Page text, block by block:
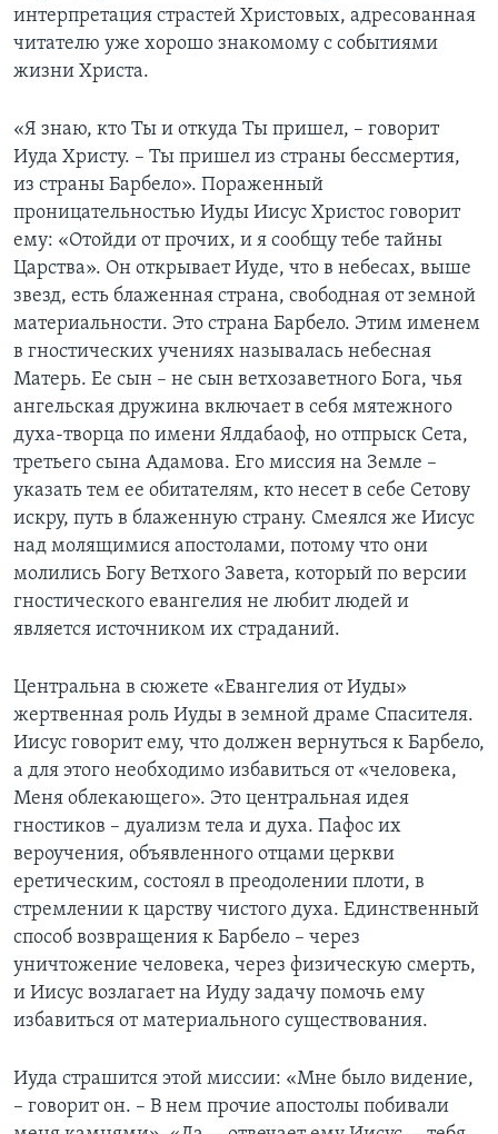
интерпретация страстей Христовых, адресованная
читателю уже хорошо знакомому с событиями
жизни Христа.
«Я знаю, кто Ты и откуда Ты пришел, – говорит
Иуда Христу. – Ты пришел из страны бессмертия,
из страны Барбело». Пораженный
проницательностью Иуды Иисус Христос говорит
ему: «Отойди от прочих, и я сообщу тебе тайны
Царства». Он открывает Иуде, что в небесах, выше
звезд, есть блаженная страна, свободная от земной
материальности. Это страна Барбело. Этим именем
в гностических учениях называлась небесная
Матерь. Ее сын – не сын ветхозаветного Бога, чья
ангельская дружина включает в себя мятежного
духа-творца по имени Ялдабаоф, но отпрыск Сета,
третьего сына Адамова. Его миссия на Земле –
указать тем ее обитателям, кто несет в себе Сетову
искру, путь в блаженную страну. Смеялся же Иисус
над молящимися апостолами, потому что они
молились Богу Ветхого Завета, который по версии
гностического евангелия не любит людей и
является источником их страданий.
Центральна в сюжете «Евангелия от Иуды»
жертвенная роль Иуды в земной драме Спасителя.
Иисус говорит ему, что должен вернуться к Барбело,
а для этого необходимо избавиться от «человека,
Меня облекающего». Это центральная идея
гностиков – дуализм тела и духа. Пафос их
вероучения, объявленного отцами церкви
еретическим, состоял в преодолении плоти, в
стремлении к царству чистого духа. Единственный
способ возвращения к Барбело – через
уничтожение человека, через физическую смерть,
и Иисус возлагает на Иуду задачу помочь ему
избавиться от материального существования.
Иуда страшится этой миссии: «Мне было видение,
– говорит он. – В нем прочие апостолы побивали